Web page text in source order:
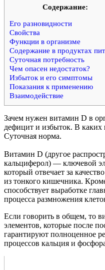
Cодержание:
Его разновидности
Свойства
Функции в организме
Содержание в продуктах
Суточная потребность
Чем опасен недостаток?
Избыток и его симптомы
Показания к применению
Взаимодействие
Зачем нужен витамин D в
дефицит и избыток. В каких
Суточная норма.
Витамин D (другое
кальциферол) — ключевой
который отвечает за
из тонкого кишечника.
способствует выработке
процесса размножения
Если говорить в общем, то
элементов, которые после
гарантируют полноценное
процессов кальция и